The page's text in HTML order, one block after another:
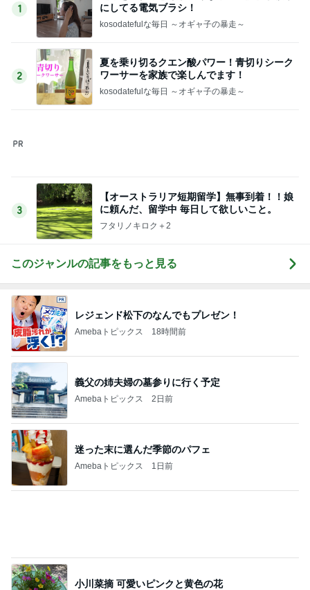
1
にしてる電気ブラシ！
kosodatefulな毎日 ～オギャ子の暴走～
2
夏を乗り切るクエン酸パワー！青切りシーク
ワーサーを家族で楽しんでます！
kosodatefulな毎日 ～オギャ子の暴走～
3
【オーストラリア短期留学】無事到着！！娘
に頼んだ、留学中 毎日して欲しいこと。
フタリノキロク＋2
このジャンルの記事をもっと見る
レジェンド松下のなんでもプレゼン！
Amebaトピックス 18時間前
義父の姉夫婦の墓参りに行く予定
Amebaトピックス 2日前
迷った末に選んだ季節のパフェ
Amebaトピックス 1日前
小川菜摘 可愛いピンクと黄色の花